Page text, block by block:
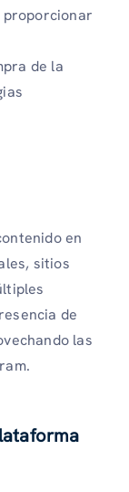
proporcionar
de la
en
sitios
de
las